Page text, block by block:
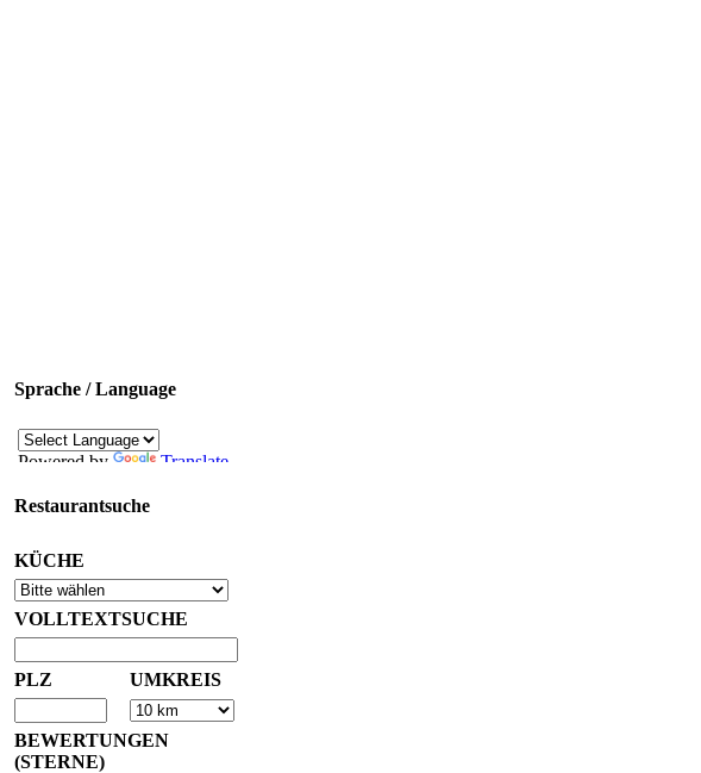
Sprache / Language
Powered by Translate
Restaurantsuche
KÜCHE
VOLLTEXTSUCHE
PLZ UMKREIS
BEWERTUNGEN
(STERNE)